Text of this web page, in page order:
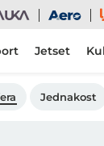
Aero
Jetset
Jednakost